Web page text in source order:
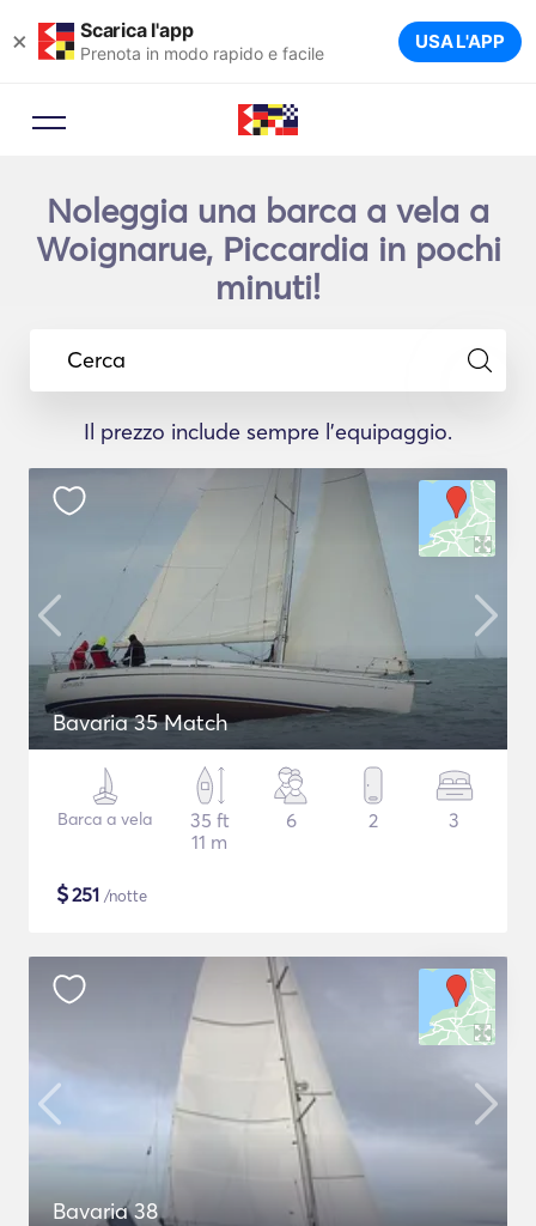
× Scarica l'app
Prenota in modo rapido e facile USA L'APP
Noleggia una barca a vela a
Woignarue, Piccardia in pochi
minuti!
Cerca
Il prezzo include sempre l'equipaggio.
Bavaria 35 Match
Barca a vela
35 ft
11 m
6 2 3
$251 /notte
Bavaria 38